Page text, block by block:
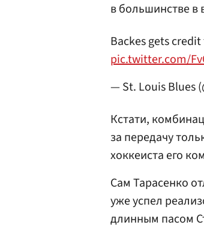
в большинстве в
Backes gets
pic.twitter.com/
— St. Louis Blues
Кстати,
за передачу
хоккеиста его
Сам Тарасенко
уже успел
длинным пасом